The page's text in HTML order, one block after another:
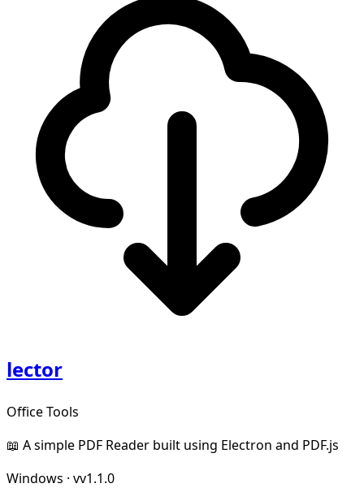
lector
Office Tools
📖 A simple PDF Reader built using Electron and PDF.js
Windows · vv1.1.0